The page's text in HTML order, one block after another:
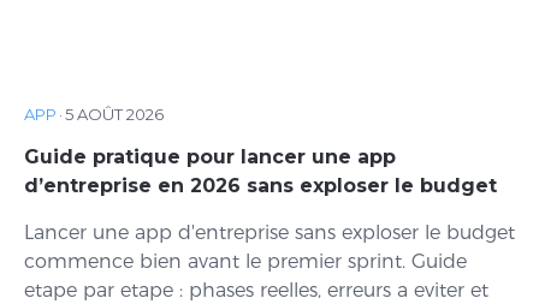
APP ·5 AOÛT 2026
Guide pratique pour lancer une app
d’entreprise en 2026 sans exploser le budget
Lancer une app d'entreprise sans exploser le budget
commence bien avant le premier sprint. Guide
etape par etape : phases reelles, erreurs a eviter et